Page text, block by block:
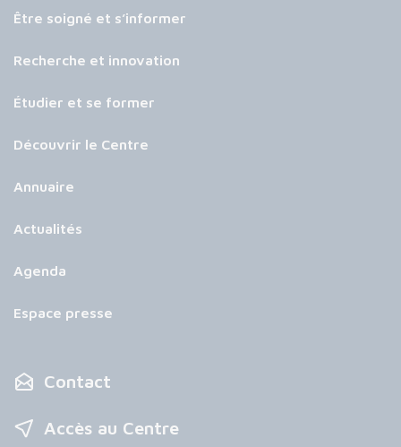
Être soigné et s’informer
Recherche et innovation
Étudier et se former
Découvrir le Centre
Annuaire
Actualités
Agenda
Espace presse
Contact
Accès au Centre